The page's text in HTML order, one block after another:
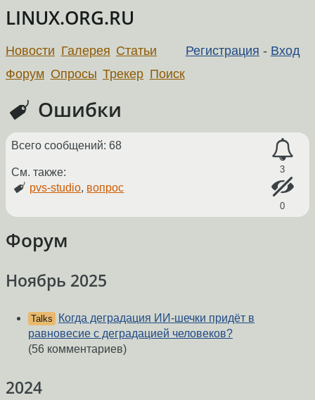
LINUX.ORG.RU
Регистрация - Вход
Новости Галерея Статьи
Форум Опросы Трекер Поиск
Ошибки
3
0
Всего сообщений: 68
См. также:
pvs-studio, вопрос
Форум
Ноябрь 2025
Talks
Когда деградация ИИ-шечки придёт в
равновесие с деградацией человеков?
(56 комментариев)
2024